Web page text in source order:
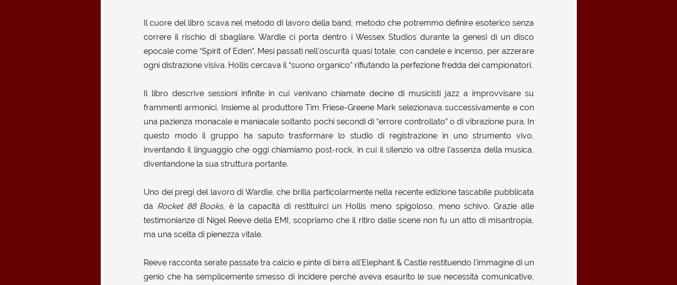
Il cuore del libro scava nel metodo di lavoro della band, metodo che potremmo definire esoterico senza
correre il rischio di sbagliare. Wardle ci porta dentro i Wessex Studios durante la genesi di un disco
epocale come “Spirit of Eden”. Mesi passati nell'oscurità quasi totale, con candele e incenso, per azzerare
ogni distrazione visiva. Hollis cercava il “suono organico” rifiutando la perfezione fredda dei campionatori.
Il libro descrive sessioni infinite in cui venivano chiamate decine di musicisti jazz a improvvisare su
frammenti armonici. Insieme al produttore Tim Friese-Greene Mark selezionava successivamente e con
una pazienza monacale e maniacale soltanto pochi secondi di “errore controllato” o di vibrazione pura. In
questo modo il gruppo ha saputo trasformare lo studio di registrazione in uno strumento vivo,
inventando il linguaggio che oggi chiamiamo post-rock, in cui il silenzio va oltre l’assenza della musica,
diventandone la sua struttura portante.
Uno dei pregi del lavoro di Wardle, che brilla particolarmente nella recente edizione tascabile pubblicata
da Rocket 88 Books, è la capacità di restituirci un Hollis meno spigoloso, meno schivo. Grazie alle
testimonianze di Nigel Reeve della EMI, scopriamo che il ritiro dalle scene non fu un atto di misantropia,
ma una scelta di pienezza vitale.
Reeve racconta serate passate tra calcio e pinte di birra all’Elephant & Castle restituendo l’immagine di un
genio che ha semplicemente smesso di incidere perché aveva esaurito le sue necessità comunicative,